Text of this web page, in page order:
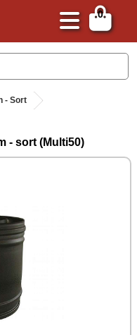
0
- Sort
- sort (Multi50)